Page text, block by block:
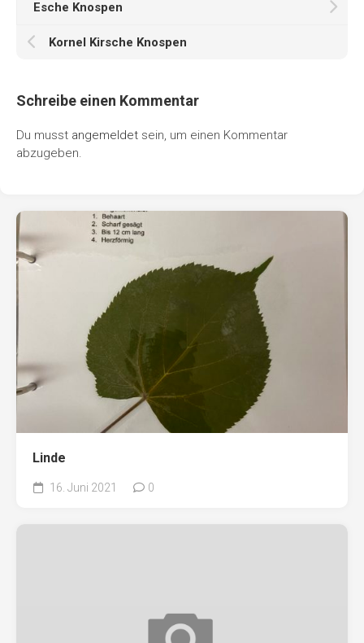
Esche Knospen
Kornel Kirsche Knospen
Schreibe einen Kommentar
Du musst angemeldet sein, um einen Kommentar
abzugeben.
Linde
16. Juni 2021 0